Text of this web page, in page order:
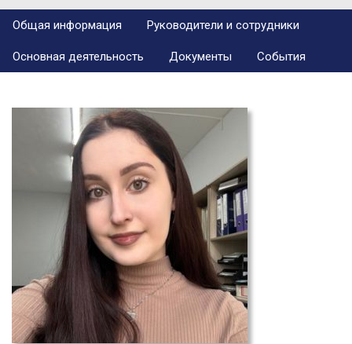
Общая информация Руководители и сотрудники
Основная деятельность Документы События